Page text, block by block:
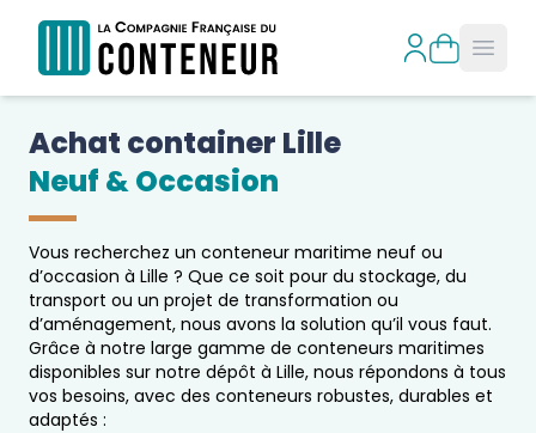
Achat container Lille
Neuf & Occasion
Vous recherchez un conteneur maritime neuf ou
d’occasion à Lille ? Que ce soit pour du stockage, du
transport ou un projet de transformation ou
d’aménagement, nous avons la solution qu’il vous faut.
Grâce à notre large gamme de conteneurs maritimes
disponibles sur notre dépôt à Lille, nous répondons à tous
vos besoins, avec des conteneurs robustes, durables et
adaptés :